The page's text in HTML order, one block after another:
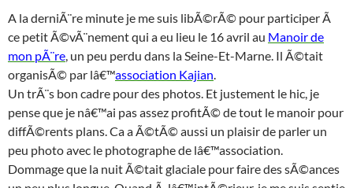
A la derniÃ¨re minute je me suis libÃ©rÃ© pour participer Ã
ce petit Ã©vÃ¨nement qui a eu lieu le 16 avril au Manoir de
mon pÃ¨re , un peu perdu dans la Seine-Et-Marne. Il Ã©tait
organisÃ© par lâ€™association Kajian
Un trÃ¨s bon cadre pour des photos. Et justement le hic, je
pense que je nâ€™ai pas assez profitÃ© de tout le manoir pour
diffÃ©rents plans. Ca a Ã©tÃ© aussi un plaisir de parler un
peu photo avec le photographe de lâ€™association.
Dommage que la nuit Ã©tait glaciale pour faire des sÃ©ances